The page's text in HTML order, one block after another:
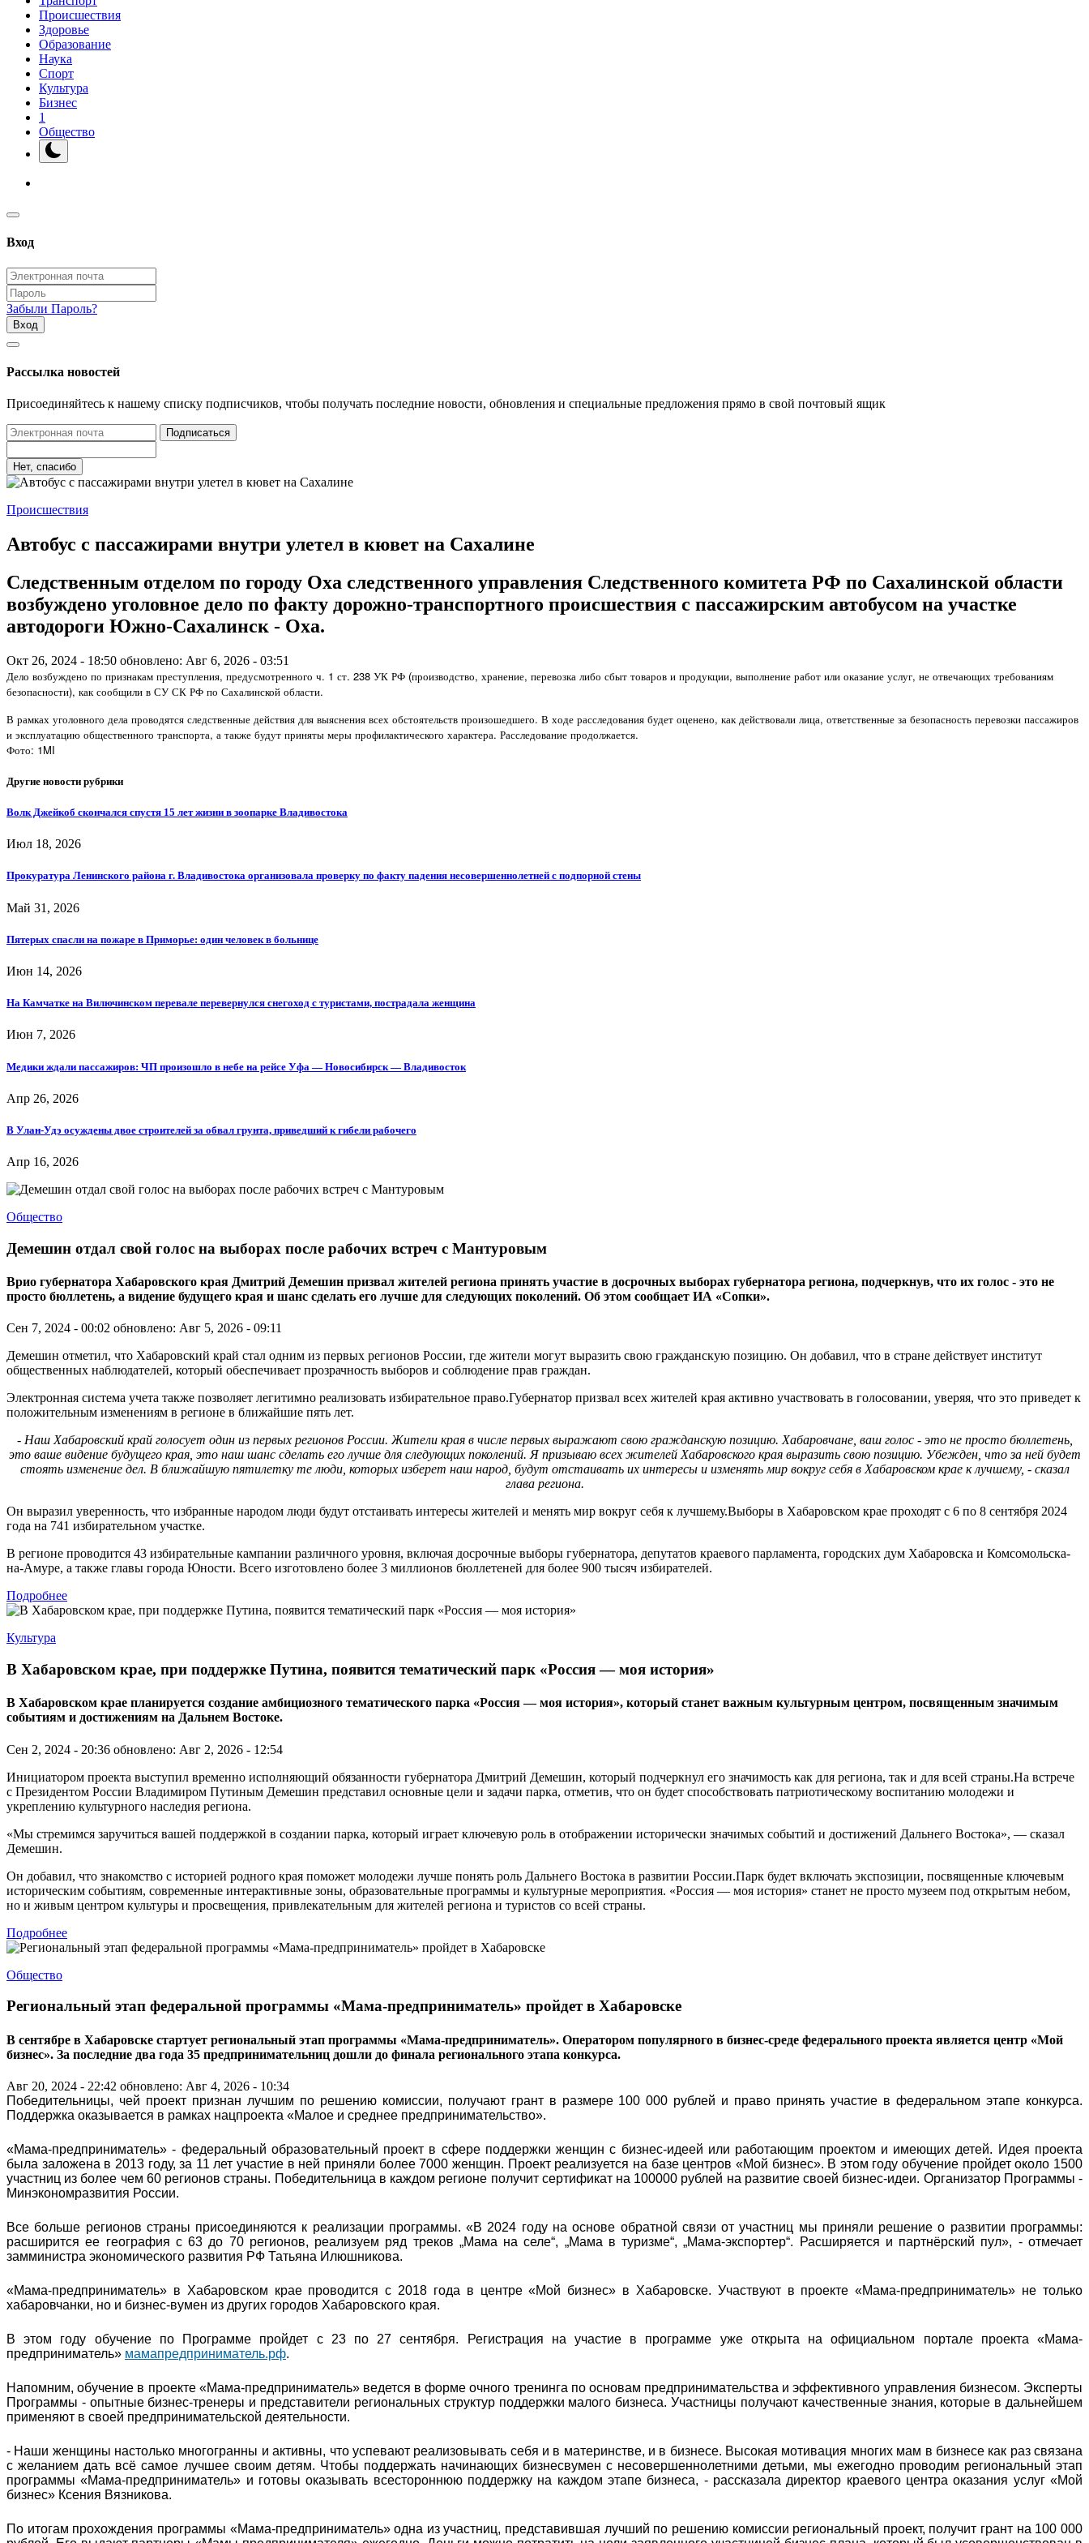
Происшествия
Здоровье
Образование
Наука
Спорт
Культура
Бизнес
1
Общество
Вход
Забыли Пароль?
Вход
Рассылка новостей
Присоединяйтесь к нашему списку подписчиков, чтобы получать последние новости, обновления и специальные предложения прямо в свой почтовый ящик
Подписаться
Нет, спасибо
Происшествия
Автобус с пассажирами внутри улетел в кювет на Сахалине
Следственным отделом по городу Оха следственного управления Следственного комитета РФ по Сахалинской области
возбуждено уголовное дело по факту дорожно-транспортного происшествия с пассажирским автобусом на участке
автодороги Южно-Сахалинск - Оха.
Окт 26, 2024 - 18:50 обновлено: Авг 6, 2026 - 03:51
Дело возбуждено по признакам преступления, предусмотренного ч. 1 ст. 238 УК РФ (производство, хранение, перевозка либо сбыт товаров и продукции, выполнение работ или оказание услуг, не отвечающих требованиям
безопасности), как сообщили в СУ СК РФ по Сахалинской области.
В рамках уголовного дела проводятся следственные действия для выяснения всех обстоятельств произошедшего. В ходе расследования будет оценено, как действовали лица, ответственные за безопасность перевозки пассажиров
и эксплуатацию общественного транспорта, а также будут приняты меры профилактического характера. Расследование продолжается.
Фото: 1MI
Другие новости рубрики
Волк Джейкоб скончался спустя 15 лет жизни в зоопарке Владивостока
Июл 18, 2026
Прокуратура Ленинского района г. Владивостока организовала проверку по факту падения несовершеннолетней с подпорной стены
Май 31, 2026
Пятерых спасли на пожаре в Приморье: один человек в больнице
Июн 14, 2026
На Камчатке на Вилючинском перевале перевернулся снегоход с туристами, пострадала женщина
Июн 7, 2026
Медики ждали пассажиров: ЧП произошло в небе на рейсе Уфа — Новосибирск — Владивосток
Апр 26, 2026
В Улан-Удэ осуждены двое строителей за обвал грунта, приведший к гибели рабочего
Апр 16, 2026
Общество
Демешин отдал свой голос на выборах после рабочих встреч с Мантуровым
Врио губернатора Хабаровского края Дмитрий Демешин призвал жителей региона принять участие в досрочных выборах губернатора региона, подчеркнув, что их голос - это не
просто бюллетень, а видение будущего края и шанс сделать его лучше для следующих поколений. Об этом сообщает ИА «Сопки».
Сен 7, 2024 - 00:02 обновлено: Авг 5, 2026 - 09:11
Демешин отметил, что Хабаровский край стал одним из первых регионов России, где жители могут выразить свою гражданскую позицию. Он добавил, что в стране действует институт
общественных наблюдателей, который обеспечивает прозрачность выборов и соблюдение прав граждан.
Электронная система учета также позволяет легитимно реализовать избирательное право.Губернатор призвал всех жителей края активно участвовать в голосовании, уверяя, что это приведет к
положительным изменениям в регионе в ближайшие пять лет.
- Наш Хабаровский край голосует один из первых регионов России. Жители края в числе первых выражают свою гражданскую позицию. Хабаровчане, ваш голос - это не просто бюллетень,
это ваше видение будущего края, это наш шанс сделать его лучше для следующих поколений. Я призываю всех жителей Хабаровского края выразить свою позицию. Убежден, что за ней будет
стоять изменение дел. В ближайшую пятилетку те люди, которых изберет наш народ, будут отстаивать их интересы и изменять мир вокруг себя в Хабаровском крае к лучшему, - сказал
глава региона.
Он выразил уверенность, что избранные народом люди будут отстаивать интересы жителей и менять мир вокруг себя к лучшему.Выборы в Хабаровском крае проходят с 6 по 8 сентября 2024
года на 741 избирательном участке.
В регионе проводится 43 избирательные кампании различного уровня, включая досрочные выборы губернатора, депутатов краевого парламента, городских дум Хабаровска и Комсомольска-
на-Амуре, а также главы города Юности. Всего изготовлено более 3 миллионов бюллетеней для более 900 тысяч избирателей.
Подробнее
Культура
В Хабаровском крае, при поддержке Путина, появится тематический парк «Россия — моя история»
В Хабаровском крае планируется создание амбициозного тематического парка «Россия — моя история», который станет важным культурным центром, посвященным значимым
событиям и достижениям на Дальнем Востоке.
Сен 2, 2024 - 20:36 обновлено: Авг 2, 2026 - 12:54
Инициатором проекта выступил временно исполняющий обязанности губернатора Дмитрий Демешин, который подчеркнул его значимость как для региона, так и для всей страны.На встрече
с Президентом России Владимиром Путиным Демешин представил основные цели и задачи парка, отметив, что он будет способствовать патриотическому воспитанию молодежи и
укреплению культурного наследия региона.
«Мы стремимся заручиться вашей поддержкой в создании парка, который играет ключевую роль в отображении исторически значимых событий и достижений Дальнего Востока», — сказал
Демешин.
Он добавил, что знакомство с историей родного края поможет молодежи лучше понять роль Дальнего Востока в развитии России.Парк будет включать экспозиции, посвященные ключевым
историческим событиям, современные интерактивные зоны, образовательные программы и культурные мероприятия. «Россия — моя история» станет не просто музеем под открытым небом,
но и живым центром культуры и просвещения, привлекательным для жителей региона и туристов со всей страны.
Подробнее
Общество
Региональный этап федеральной программы «Мама-предприниматель» пройдет в Хабаровске
В сентябре в Хабаровске стартует региональный этап программы «Мама-предприниматель». Оператором популярного в бизнес-среде федерального проекта является центр «Мой
бизнес». За последние два года 35 предпринимательниц дошли до финала регионального этапа конкурса.
Авг 20, 2024 - 22:42 обновлено: Авг 4, 2026 - 10:34
Победительницы, чей проект признан лучшим по решению комиссии, получают грант в размере 100 000 рублей и право принять участие в федеральном этапе конкурса.
Поддержка оказывается в рамках нацпроекта «Малое и среднее предпринимательство».
«Мама-предприниматель» - федеральный образовательный проект в сфере поддержки женщин с бизнес-идеей или работающим проектом и имеющих детей. Идея проекта
была заложена в 2013 году, за 11 лет участие в ней приняли более 7000 женщин. Проект реализуется на базе центров «Мой бизнес». В этом году обучение пройдет около 1500
участниц из более чем 60 регионов страны. Победительница в каждом регионе получит сертификат на 100000 рублей на развитие своей бизнес-идеи. Организатор Программы -
Минэкономразвития России.
Все больше регионов страны присоединяются к реализации программы. «В 2024 году на основе обратной связи от участниц мы приняли решение о развитии программы:
расширится ее география с 63 до 70 регионов, реализуем ряд треков „Мама на селе“, „Мама в туризме“, „Мама-экспортер“. Расширяется и партнёрский пул», - отмечает
замминистра экономического развития РФ Татьяна Илюшникова.
«Мама-предприниматель» в Хабаровском крае проводится с 2018 года в центре «Мой бизнес» в Хабаровске. Участвуют в проекте «Мама-предприниматель» не только
хабаровчанки, но и бизнес-вумен из других городов Хабаровского края.
В этом году обучение по Программе пройдет с 23 по 27 сентября. Регистрация на участие в программе уже открыта на официальном портале проекта «Мама-
предприниматель» мамапредприниматель.рф.
Напомним, обучение в проекте «Мама-предприниматель» ведется в форме очного тренинга по основам предпринимательства и эффективного управления бизнесом. Эксперты
Программы - опытные бизнес-тренеры и представители региональных структур поддержки малого бизнеса. Участницы получают качественные знания, которые в дальнейшем
применяют в своей предпринимательской деятельности.
- Наши женщины настолько многогранны и активны, что успевают реализовывать себя и в материнстве, и в бизнесе. Высокая мотивация многих мам в бизнесе как раз связана
с желанием дать всё самое лучшее своим детям. Чтобы поддержать начинающих бизнесвумен с несовершеннолетними детьми, мы ежегодно проводим региональный этап
программы «Мама-предприниматель» и готовы оказывать всестороннюю поддержку на каждом этапе бизнеса, - рассказала директор краевого центра оказания услуг «Мой
бизнес» Ксения Вязникова.
По итогам прохождения программы «Мама-предприниматель» одна из участниц, представившая лучший по решению комиссии региональный проект, получит грант на 100 000